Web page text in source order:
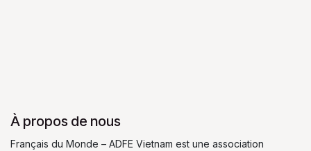
À propos de nous
Français du Monde – ADFE Vietnam est une association